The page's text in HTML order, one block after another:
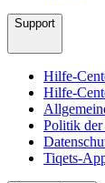
Support
Hilfe-
Hilfe-
Politik der
Tiqets-